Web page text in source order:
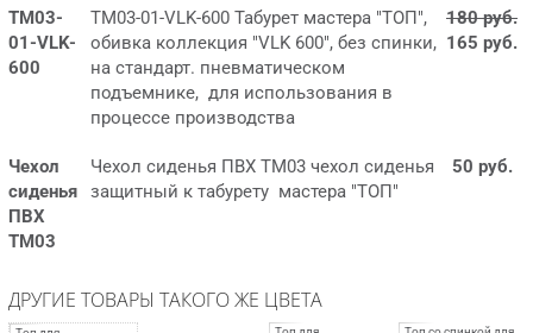
ТМ03-
01-VLK-
600
ТМ03-01-VLK-600 Табурет мастера "ТОП",
обивка коллекция "VLK 600", без спинки,
на стандарт. пневматическом
подъемнике, для использования в
процессе производства
180 руб.
165 руб.
Чехол
сиденья
ПВХ
ТМ03
Чехол сиденья ПВХ ТМ03 чехол сиденья
защитный к табурету мастера "ТОП"
50 руб.
ДРУГИЕ ТОВАРЫ ТАКОГО ЖЕ ЦВЕТА